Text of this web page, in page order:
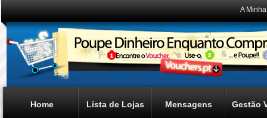
A
Home Lista de Lojas Mensagens Gestão